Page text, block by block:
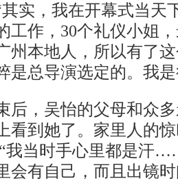
实，我在开幕式当天
工作，30个礼仪小姐
州本地人，所以有了
是总导演选定的。我
，吴怡的父母和众多
看到她了。家里人的
我当时手心里都是汗
会有自己，而且出镜